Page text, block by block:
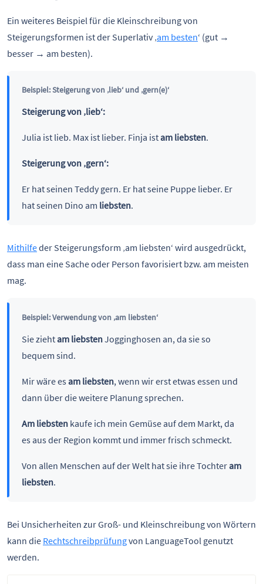
Ein weiteres Beispiel für die Kleinschreibung von
Steigerungsformen ist der Superlativ ‚am besten‘ (gut →
besser → am besten).
Beispiel: Steigerung von ‚lieb‘ und ‚gern(e)‘
Steigerung von ‚lieb‘:
Julia ist lieb. Max ist lieber. Finja istam liebsten.
Steigerung von ‚gern‘:
Er hat seinen Teddy gern. Er hat seine Puppe lieber. Er
hat seinen Dino am liebsten.
Mithilfeder Steigerungsform ‚am liebsten‘ wird ausgedrückt,
dass man eine Sache oder Person favorisiert bzw. am meisten
mag.
Beispiel: Verwendung von ‚am liebsten‘
Sie ziehtam liebstenJogginghosen an, da sie so
bequem sind.
Mir wäre es am liebsten, wenn wir erst etwas essen und
dann über die weitere Planung sprechen.
Am liebstenkaufe ich mein Gemüse auf dem Markt, da
es aus der Region kommt und immer frisch schmeckt.
Von allen Menschen auf der Welt hat sie ihre Tochteram
liebsten.
Bei Unsicherheiten zur Groß- und Kleinschreibung von Wörtern
kann die Rechtschreibprüfungvon LanguageTool genutzt
werden.